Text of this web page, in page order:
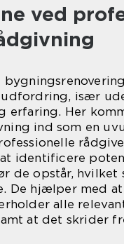
ved
især
erfaring. Her
ind som en
identificere
de opstår, hvilket
De hjælper med at
alle
at det skrider